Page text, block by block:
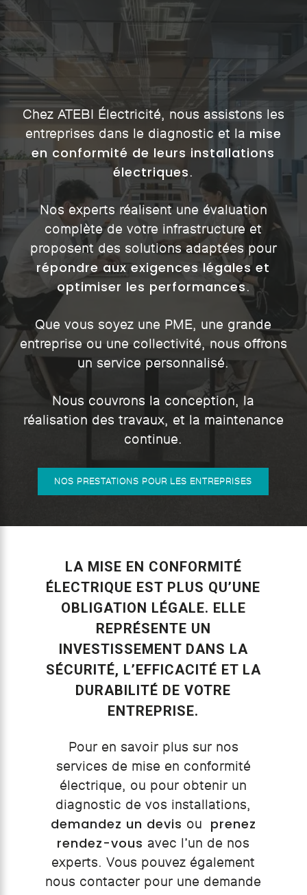
Chez ATEBI Électricité, nous assistons les
entreprises dans le diagnostic et la mise
en conformité de leurs installations
électriques .
Nos experts réalisent une évaluation
complète de votre infrastructure et
proposent des solutions adaptées pour
répondre aux exigences légales et
optimiser les performances.
Que vous soyez une PME, une grande
entreprise ou une collectivité, nous offrons
un service personnalisé.
Nous couvrons la conception, la
réalisation des travaux, et la maintenance
continue.
NOS PRESTATIONS POUR LES ENTREPRISES
LA MISE EN CONFORMITÉ
ÉLECTRIQUE EST PLUS QU’UNE
OBLIGATION LÉGALE. ELLE
REPRÉSENTE UN
INVESTISSEMENT DANS LA
SÉCURITÉ, L’EFFICACITÉ ET LA
DURABILITÉ DE VOTRE
ENTREPRISE.
Pour en savoir plus sur nos
services de mise en conformité
électrique, ou pour obtenir un
diagnostic de vos installations,
demandez un devis ou prenez
rendez-vous avec l’un de nos
experts. Vous pouvez également
nous contacter pour une demande